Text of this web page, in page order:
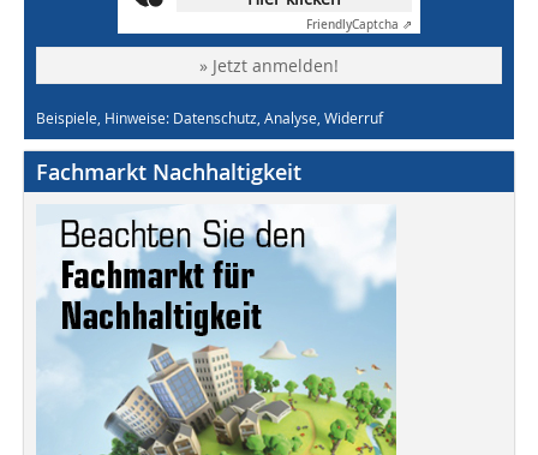
FriendlyCaptcha ⇗
» Jetzt anmelden!
Beispiele, Hinweise: Datenschutz, Analyse, Widerruf
Fachmarkt Nachhaltigkeit